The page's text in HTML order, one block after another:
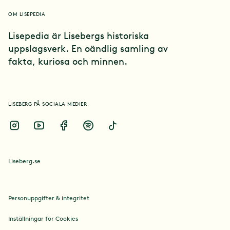
Kultur
Platser
Kul kuriosa
OM LISEPEDIA
Lisepedia är Lisebergs historiska
uppslagsverk. En oändlig samling av
fakta, kuriosa och minnen.
LISEBERG PÅ SOCIALA MEDIER
Liseberg.se
Personuppgifter & integritet
Inställningar för Cookies